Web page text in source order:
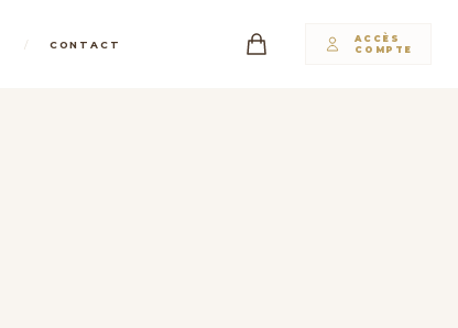
/ CONTACT
ACCÈS
COMPTE